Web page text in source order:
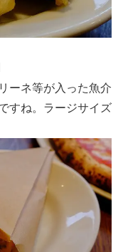
ーネ等が入った魚介
すね。ラージサイズ